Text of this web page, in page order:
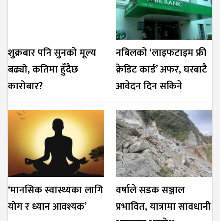
शुक्रबार पनि सुनको मूल्य
बढ्यो, कतिमा हुँदैछ
कारोबार?
नबिलको ‘लाइफटाइम फ्री
क्रेडिट कार्ड’ अफर, घरबाटै
आवेदन दिन सकिने
‘मानसिक स्वास्थ्यका लागि
योग र ध्यान आवश्यक’
वर्षाले सडक सञ्जाल
प्रभावित, यात्रामा सावधानी